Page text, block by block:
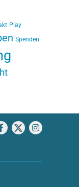
Play
Spenden
Facebook
X Instagram